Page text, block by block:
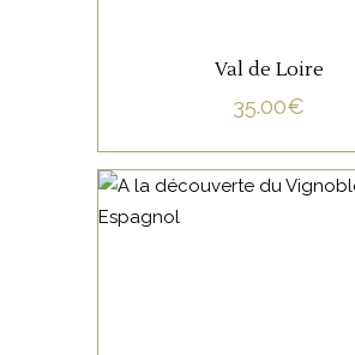
Val de Loire
35.00€